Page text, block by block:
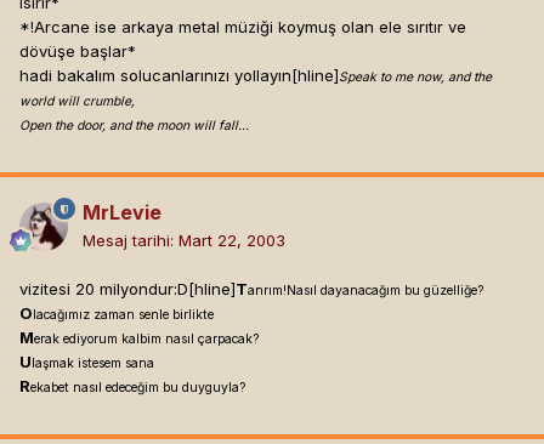
*!Arcane ise arkaya metal müziği koymuş olan ele sırıtır ve
dövüşe başlar*
hadi bakalım solucanlarınızı yollayın[hline]Speak to me now, and the
world will crumble,
Open the door, and the moon will fall...
MrLevie
Mesaj tarihi: Mart 22, 2003
vizitesi 20 milyondur:D[hline]Tanrım!Nasıl dayanacağım bu güzelliğe?
O lacağımız zaman senle birlikte
Merak ediyorum kalbim nasıl çarpacak?
U laşmak istesem sana
Rekabet nasıl edeceğim bu duyguyla?